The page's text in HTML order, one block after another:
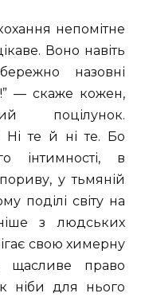
непомітне
Воно навіть
назовні
— скаже кожен,
поцілунок.
Ні те й ні те. Бо
інтимності, в
у тьмяній
поділі світу на
з людських
свою химерну
право
ніби для нього